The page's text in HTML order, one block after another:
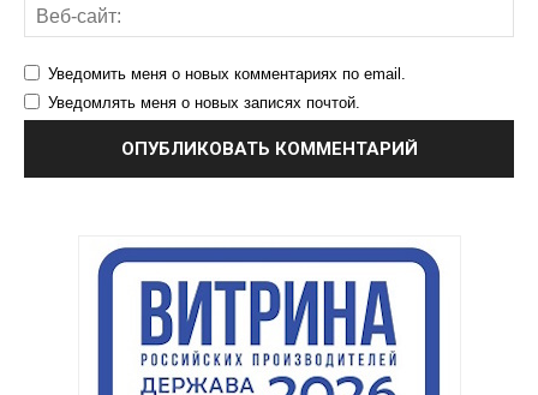
Уведомить меня о новых комментариях по email.
Уведомлять меня о новых записях почтой.